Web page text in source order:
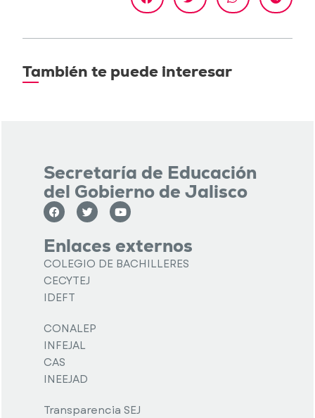
También te puede interesar
Secretaría de Educación
del Gobierno de Jalisco
Enlaces externos
COLEGIO DE BACHILLERES
CECYTEJ
IDEFT
CONALEP
INFEJAL
CAS
INEEJAD
Transparencia SEJ